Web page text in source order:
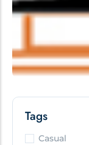
Tags
Casual